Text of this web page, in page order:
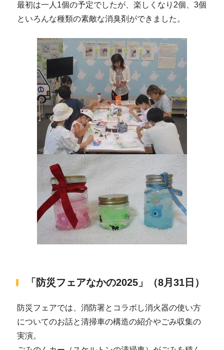
最初は一人1個の予定でしたが、楽しくなり2個、3個
といろんな種類の素敵な消臭剤ができました。
「防災フェアなかの2025」（8月31日）
防災フェアでは、消防署とコラボし消火器の使い方
についてのお話と清掃車の構造の紹介やごみ収集の
実演。